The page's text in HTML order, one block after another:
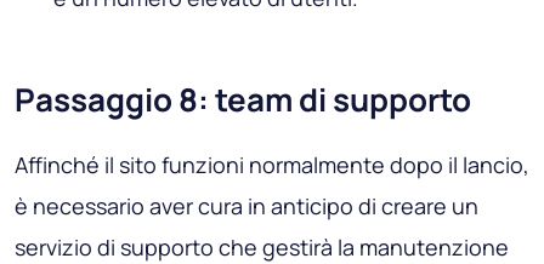
Passaggio 8: team di supporto
Affinché il sito funzioni normalmente dopo il lancio,
è necessario aver cura in anticipo di creare un
servizio di supporto che gestirà la manutenzione